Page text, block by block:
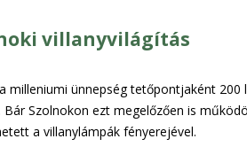
villanyvilágítás
milleniumi ünnepség tetőpontjaként
Bár Szolnokon ezt megelőzően is
a villanylámpák fényerejével.